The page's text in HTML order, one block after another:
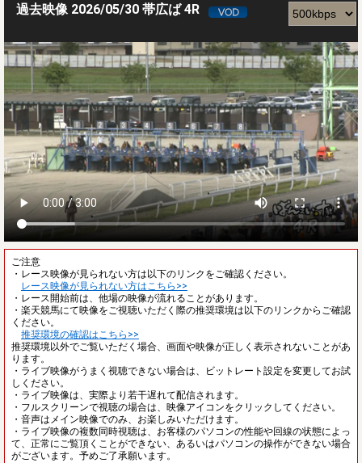
過去映像 2026/05/30 帯広ば 4R
ご注意
・レース映像が見られない方は以下のリンクをご確認ください。
レース映像が見られない方はこちら>>
・レース開始前は、他場の映像が流れることがあります。
・楽天競馬にて映像をご視聴いただく際の推奨環境は以下のリンクからご確認
ください。
推奨環境の確認はこちら>>
推奨環境以外でご覧いただく場合、画面や映像が正しく表示されないことがあ
ります。
・ライブ映像がうまく視聴できない場合は、ビットレート設定を変更してお試
しください。
・ライブ映像は、実際より若干遅れて配信されます。
・フルスクリーンで視聴の場合は、映像アイコンをクリックしてください。
・音声はメイン映像でのみ、お楽しみいただけます。
・ライブ映像の複数同時視聴は、お客様のパソコンの性能や回線の状態によっ
て、正常にご覧頂くことができない、あるいはパソコンの操作ができない場合
がございます。予めご了承願います。